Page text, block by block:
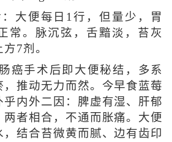
大便每日1行，但量少，胃
常。脉沉弦，舌黯淡，苔灰
7剂。
癌手术后即大便秘结，多系
推动无力而然。今早食蓝莓
乎内外二因：脾虚有湿、肝郁
两者相合，不通而胀痛。大便
结合苔微黄而腻、边有齿印